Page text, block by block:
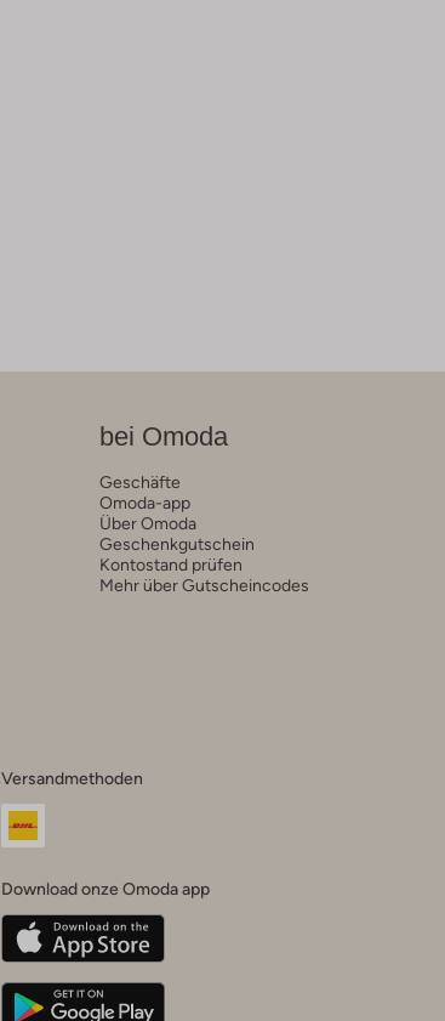
bei Omoda
Geschäfte
Omoda-app
Über Omoda
Geschenkgutschein
Kontostand prüfen
Mehr über Gutscheincodes
Versandmethoden
Download onze Omoda app